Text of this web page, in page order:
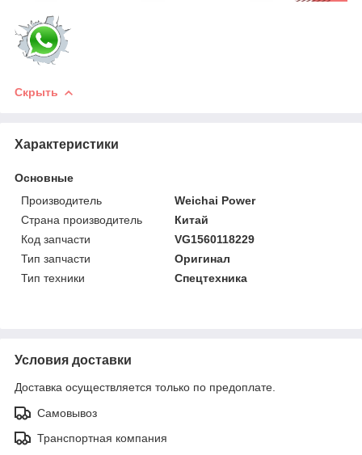
Скрыть
Характеристики
Основные
Производитель
Weichai Power
Страна производитель
Китай
Код запчасти
VG1560118229
Тип запчасти
Оригинал
Тип техники
Спецтехника
Условия доставки
Доставка осуществляется только по предоплате.
Самовывоз
Транспортная компания